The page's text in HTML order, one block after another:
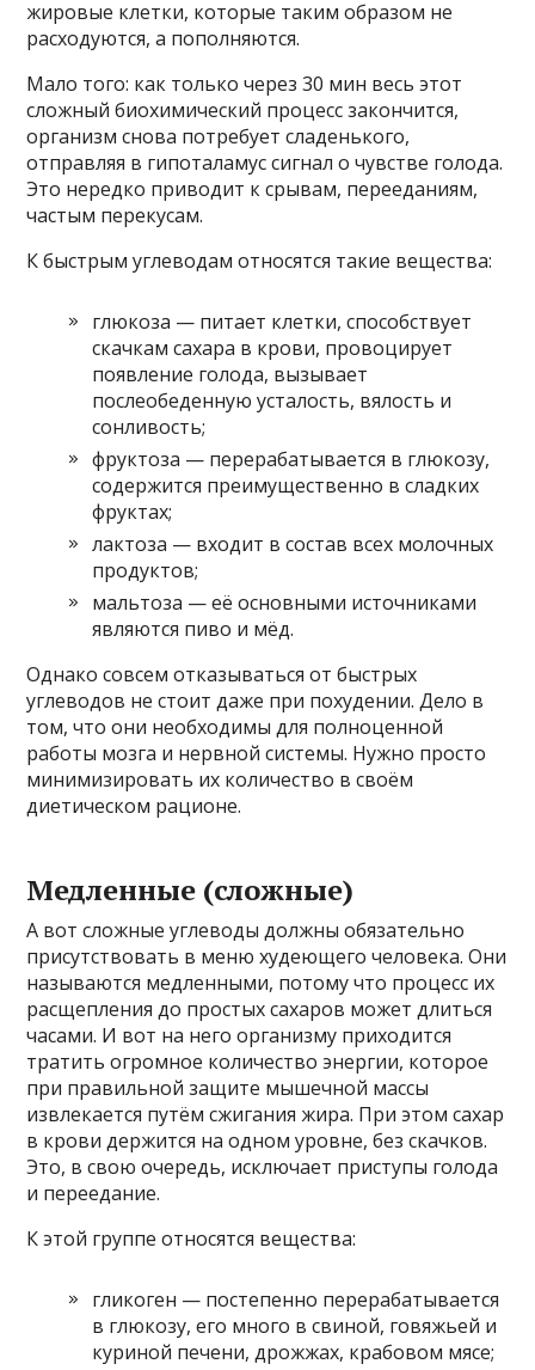
жировые клетки, которые таким образом не
расходуются, а пополняются.
Мало того: как только через 30 мин весь этот
сложный биохимический процесс закончится,
организм снова потребует сладенького,
отправляя в гипоталамус сигнал о чувстве голода.
Это нередко приводит к срывам, перееданиям,
частым перекусам.
К быстрым углеводам относятся такие вещества:
глюкоза — питает клетки, способствует
скачкам сахара в крови, провоцирует
появление голода, вызывает
послеобеденную усталость, вялость и
сонливость;
фруктоза — перерабатывается в глюкозу,
содержится преимущественно в сладких
фруктах;
лактоза — входит в состав всех молочных
продуктов;
мальтоза — её основными источниками
являются пиво и мёд.
Однако совсем отказываться от быстрых
углеводов не стоит даже при похудении. Дело в
том, что они необходимы для полноценной
работы мозга и нервной системы. Нужно просто
минимизировать их количество в своём
диетическом рационе.
Медленные (сложные)
А вот сложные углеводы должны обязательно
присутствовать в меню худеющего человека. Они
называются медленными, потому что процесс их
расщепления до простых сахаров может длиться
часами. И вот на него организму приходится
тратить огромное количество энергии, которое
при правильной защите мышечной массы
извлекается путём сжигания жира. При этом сахар
в крови держится на одном уровне, без скачков.
Это, в свою очередь, исключает приступы голода
и переедание.
К этой группе относятся вещества:
гликоген — постепенно перерабатывается
в глюкозу, его много в свиной, говяжьей и
куриной печени, дрожжах, крабовом мясе;